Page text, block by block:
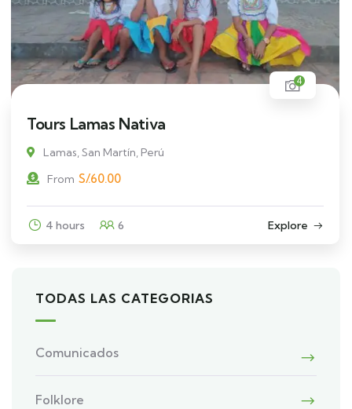
4
Tours Lamas Nativa
Lamas, San Martín, Perú
From S/.60.00
4 hours 6 Explore
TODAS LAS CATEGORIAS
Comunicados
Folklore